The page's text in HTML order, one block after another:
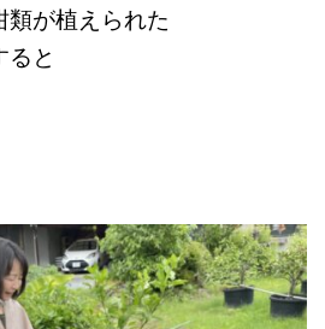
が植えられた
と